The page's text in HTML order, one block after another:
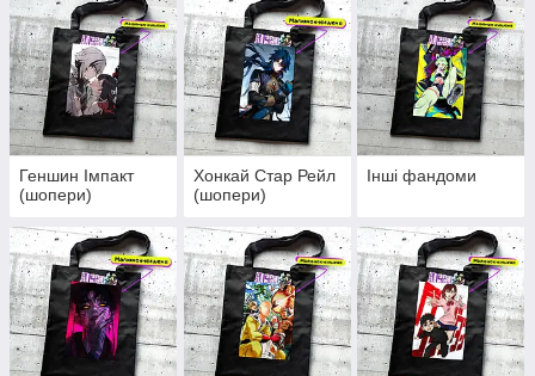
Геншин Імпакт
(шопери)
Хонкай Стар Рейл
(шопери)
Інші фандоми